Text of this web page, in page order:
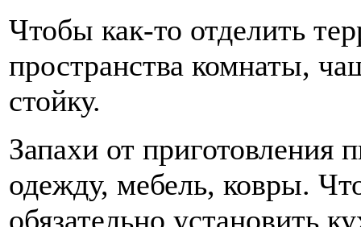
Чтобы как-то отделить
пространства комнаты,
стойку.
Запахи от приготовления
одежду, мебель, ковры.
обязательно установить